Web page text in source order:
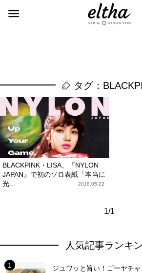
タグ：
BLACKPINK・LISA、『NYLON
JAPAN』で初のソロ表紙「本当に
光...
2018.05.22
1/1
人気記事ランキ
ジュワッと旨い！ゴーヤチ